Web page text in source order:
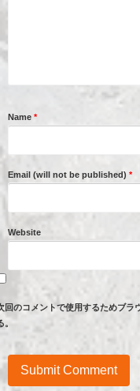
Name *
Email (will not be published) *
Website
回のコメントで使用するためブラ
。